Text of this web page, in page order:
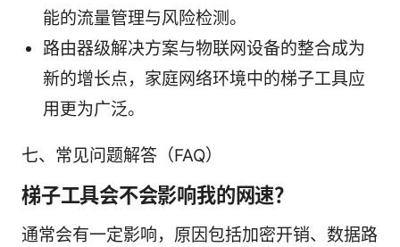
能的流量管理与风险检测。
路由器级解决方案与物联网设备的整合成为
新的增长点，家庭网络环境中的梯子工具应
用更为广泛。
七、常见问题解答（FAQ）
梯子工具会不会影响我的网速？
通常会有一定影响，原因包括加密开销、数据路